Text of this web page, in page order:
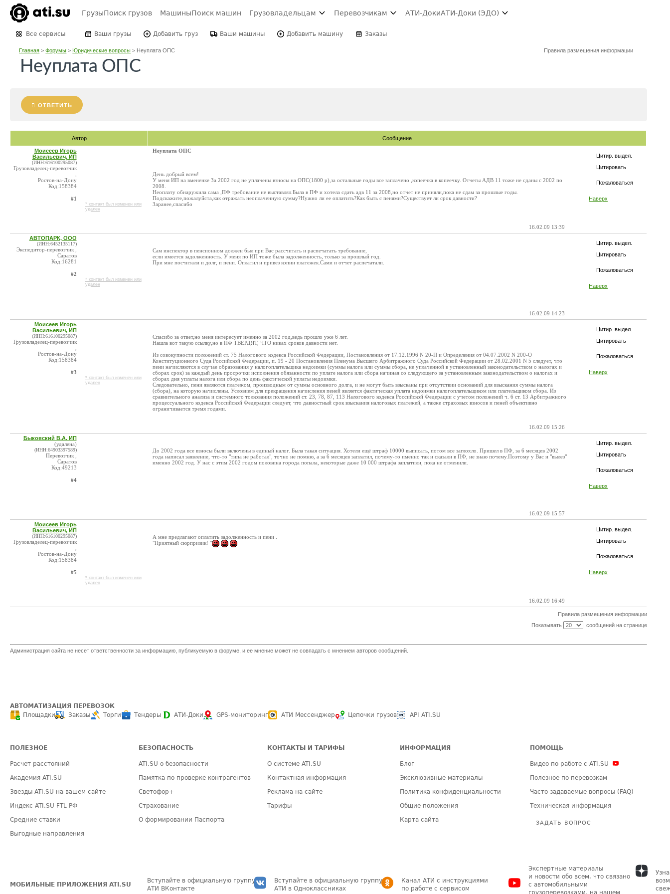
ГрузыПоиск грузов МашиныПоиск машин Грузовладельцам Перевозчикам АТИ-ДокиАТИ-Доки (ЭДО)
Все сервисы Ваши грузы Добавить груз Ваши машины Добавить машину Заказы
Главная >Форумы >Юридические вопросы > Неуплата ОПС Правила размещения информации
Неуплата ОПС
ОТВЕТИТЬ
Автор Сообщение
Цитир. выдел.
Цитировать
Пожаловаться
Наверх
Моисеев Игорь
Васильевич, ИП
(ИНН:616100295087)
Грузовладелец-перевозчик
Ростов-на-Дону
Код:158384
#1
* контакт был изменен или
удален
Неуплата ОПС
День добрый всем!
У меня ИП на вмененке За 2002 год не уплачены взносы на ОПС(1800 р),за остальные годы все заплачено ,копеечка в копеечку. Отчеты АДВ 11 тоже не сданы с 2002 по
2008.
Неоплату обнаружила сама ,ПФ требование не выставлял.Была в ПФ и хотела сдать адв 11 за 2008,но отчет не приняли,пока не сдам за прошлые годы.
Подскажите,пожалуйста,как отражать неоплаченную сумму?Нужно ли ее оплатить?Как быть с пенями?Существует ли срок давности?
Заранее,спасибо
16.02.09 13:39
Цитир. выдел.
Цитировать
Пожаловаться
Наверх
АВТОПАРК, ООО
(ИНН:6452135117)
Экспедитор-перевозчик ,
Саратов
Код:16281
#2
* контакт был изменен или
удален
Сам инспектор в пенсионном должен был при Вас рассчитать и распечатать требование,
если имеется задолженность. У меня по ИП тоже была задолженность, только за прошлый год.
При мне посчитали и долг, и пени. Оплатил и привез копии платежек.Сами и отчет распечатали.
16.02.09 14:23
Цитир. выдел.
Цитировать
Пожаловаться
Наверх
Моисеев Игорь
Васильевич, ИП
(ИНН:616100295087)
Грузовладелец-перевозчик
Ростов-на-Дону
Код:158384
#3
* контакт был изменен или
удален
Спасибо за ответ,но меня интересует именно за 2002 год,ведь прошло уже 6 лет.
Нашла вот такую ссылку,но в ПФ ТВЕРДЯТ, ЧТО никах сроков давности нет.
Из совокупности положений ст. 75 Налогового кодекса Российской Федерации, Постановления от 17.12.1996 N 20-П и Определения от 04.07.2002 N 200-О
Конституционного Суда Российской Федерации, п. 19 - 20 Постановления Пленума Высшего Арбитражного Суда Российской Федерации от 28.02.2001 N 5 следует, что
пени начисляются в случае образования у налогоплательщика недоимки (суммы налога или суммы сбора, не уплаченной в установленный законодательством о налогах и
сборах срок) за каждый день просрочки исполнения обязанности по уплате налога или сбора начиная со следующего за установленным законодательством о налогах и
сборах дня уплаты налога или сбора по день фактической уплаты недоимки.
Следовательно, пени являются платежом, производным от суммы основного долга, и не могут быть взысканы при отсутствии оснований для взыскания суммы налога
(сбора), на которую начислены. Условием для прекращения начисления пеней является фактическая уплата недоимки налогоплательщиком или плательщиком сбора. Из
сравнительного анализа и системного толкования положений ст. 23, 78, 87, 113 Налогового кодекса Российской Федерации с учетом положений ч. 6 ст. 13 Арбитражного
процессуального кодекса Российской Федерации следует, что давностный срок взыскания налоговых платежей, а также страховых взносов и пеней объективно
ограничивается тремя годами.
16.02.09 15:26
Цитир. выдел.
Цитировать
Пожаловаться
Наверх
Быковский В.А. ИП
(удалена)
(ИНН:64903397589)
Перевозчик ,
Саратов
Код:49213
#4
До 2002 года все взносы были включены в единый налог. Была такая ситуация. Хотели ещё штраф 10000 выписать, потом все заглохло. Пришел в ПФ, за 6 месяцев 2002
года написал заявление, что-то "типа не работал", точно не помню, а за 6 месяцев заплатил, почему-то именно так и сказали в ПФ, не знаю почему.Поэтому у Вас и "вылез"
именно 2002 год. У нас с этим 2002 годом половина города попала, некоторые даже 10 000 штрафа заплатили, пока не отменили.
16.02.09 15:57
Цитир. выдел.
Цитировать
Пожаловаться
Наверх
Моисеев Игорь
Васильевич, ИП
(ИНН:616100295087)
Грузовладелец-перевозчик
Ростов-на-Дону
Код:158384
#5
* контакт был изменен или
удален
А мне предлагают оплатить задолженность и пени .
"Приятный сюрпризик! "
16.02.09 16:49
Правила размещения информации
Показывать
сообщений на странице
Администрация сайта не несет ответственности за информацию, публикуемую в форуме, и ее мнение может не совпадать с мнением авторов сообщений.
АВТОМАТИЗАЦИЯ ПЕРЕВОЗОК
Площадки
Заказы Торги Тендеры АТИ-Доки GPS-мониторинг АТИ Мессенджер Цепочки грузов API ATI.SU
ПОЛЕЗНОЕ
Расчет расстояний
Академия ATI.SU
Звезды ATI.SU на вашем сайте
Индекс ATI.SU FTL РФ
Средние ставки
Выгодные направления
БЕЗОПАСНОСТЬ
ATI.SU о безопасности
Памятка по проверке контрагентов
Светофор+
Страхование
О формировании Паспорта
КОНТАКТЫ И ТАРИФЫ
О системе ATI.SU
Контактная информация
Реклама на сайте
Тарифы
ИНФОРМАЦИЯ
Блог
Эксклюзивные материалы
Политика конфиденциальности
Общие положения
Карта сайта
ПОМОЩЬ
Видео по работе с ATI.SU
Полезное по перевозкам
Часто задаваемые вопросы (FAQ)
Техническая информация
ЗАДАТЬ ВОПРОС
МОБИЛЬНЫЕ ПРИЛОЖЕНИЯ ATI.SU
Вступайте в официальную группу
АТИ ВКонтакте
Вступайте в официальную группу
АТИ в Одноклассниках
Канал АТИ с инструкциями
по работе с сервисом
Экспертные материалы
и новости обо всем, что связано
с автомобильными
грузоперевозками, на нашем